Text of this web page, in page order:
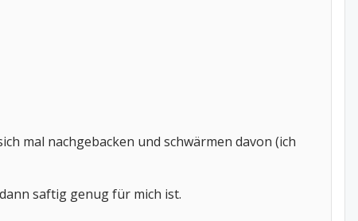
mal nachgebacken und schwärmen davon (ich
saftig genug für mich ist.